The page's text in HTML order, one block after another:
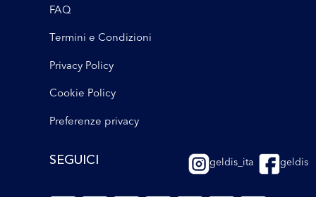
FAQ
Termini e Condizioni
Privacy Policy
Cookie Policy
Preferenze privacy
SEGUICI geldis_ita geldis